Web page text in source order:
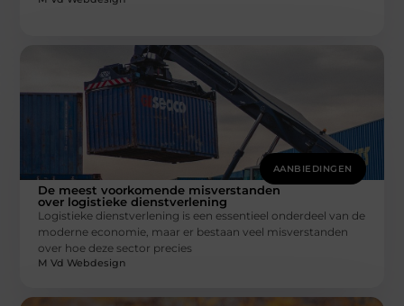
AANBIEDINGEN
De meest voorkomende misverstanden
over logistieke dienstverlening
Logistieke dienstverlening is een essentieel onderdeel van de
moderne economie, maar er bestaan veel misverstanden
over hoe deze sector precies
M Vd Webdesign